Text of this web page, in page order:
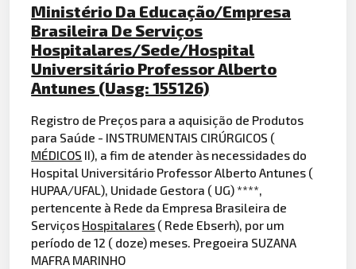
Ministério Da Educação/Empresa
Brasileira De Serviços
Hospitalares/Sede/Hospital
Universitário Professor Alberto
Antunes (Uasg: 155126)
Registro de Preços para a aquisição de Produtos
para Saúde - INSTRUMENTAIS CIRÚRGICOS (
MÉDICOS II), a fim de atender às necessidades do
Hospital Universitário Professor Alberto Antunes (
HUPAA/UFAL), Unidade Gestora ( UG) ****,
pertencente à Rede da Empresa Brasileira de
Serviços Hospitalares ( Rede Ebserh), por um
período de 12 ( doze) meses. Pregoeira SUZANA
MAFRA MARINHO